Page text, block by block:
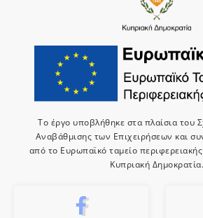
Το έργο υποβλήθηκε στα πλαίσια του
Αναβάθμισης των Επιχειρήσεων και
από το Ευρωπαϊκό ταμείο
Κυπριακή Δημοκρατία.